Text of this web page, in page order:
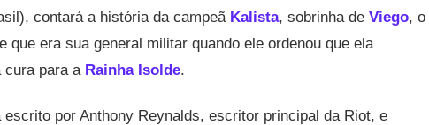
contará a história da campeã Kalista, sobrinha de Viego, o
que era sua general militar quando ele ordenou que ela
cura para a Rainha Isolde.
escrito por Anthony Reynalds, escritor principal da Riot, e